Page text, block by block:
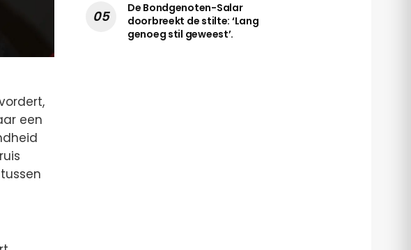
een
De Bondgenoten-Salar
doorbreekt de stilte: ‘Lang
genoeg stil geweest’.